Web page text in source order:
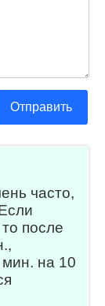
Отправить
часто,
то после
на 10